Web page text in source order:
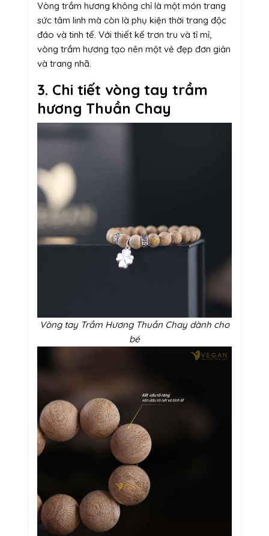
Vòng trầm hương không chỉ là một món trang
sức tâm linh mà còn là phụ kiện thời trang độc
đáo và tinh tế. Với thiết kế trơn tru và tỉ mỉ,
vòng trầm hương tạo nên một vẻ đẹp đơn giản
và trang nhã.
3. Chi tiết vòng tay trầm
hương Thuần Chay
Vòng tay Trầm Hương Thuần Chay dành cho
bé